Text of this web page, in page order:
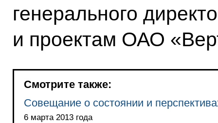
генерального
и проектам ОАО
Смотрите также:
Совещание о состоянии и
6 марта 2013 года